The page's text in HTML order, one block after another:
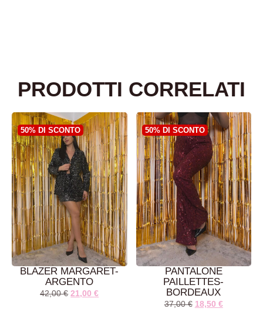
PRODOTTI CORRELATI
50% DI SCONTO
BLAZER MARGARET-
ARGENTO
42,00€ 21,00€
50% DI SCONTO
PANTALONE
PAILLETTES-
BORDEAUX
37,00€ 18,50 €